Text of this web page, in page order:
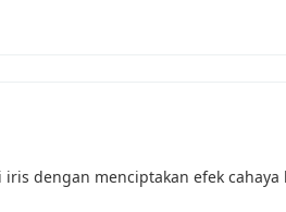
dengan menciptakan efek